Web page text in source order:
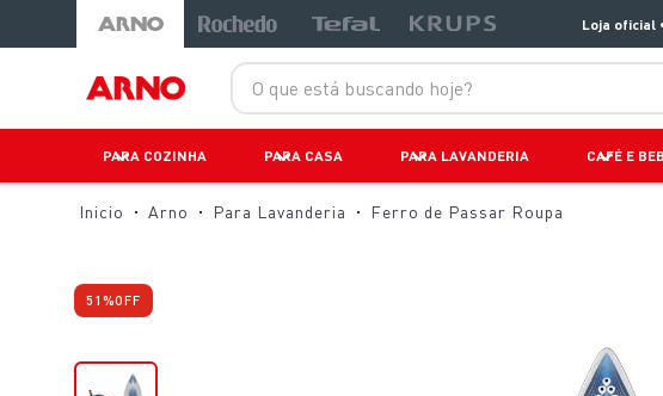
Loja oficial
O que está buscando hoje?
PARA COZINHA PARA CASA PARA LAVANDERIA CAFÉ E
Arno Para Lavanderia Ferro de Passar Roupa
51%OFF
LANÇAMENTOS
air
6º
bake